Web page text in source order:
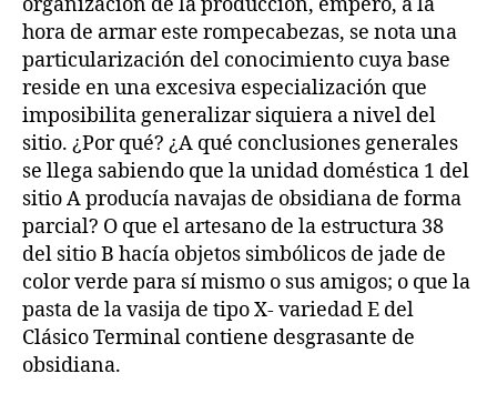
hora de armar este rompecabezas, se nota una
particularización del conocimiento cuya base
reside en una excesiva especialización que
imposibilita generalizar siquiera a nivel del
sitio. ¿Por qué? ¿A qué conclusiones generales
se llega sabiendo que la unidad doméstica 1 del
sitio A producía navajas de obsidiana de forma
parcial? O que el artesano de la estructura 38
del sitio B hacía objetos simbólicos de jade de
color verde para sí mismo o sus amigos; o que la
pasta de la vasija de tipo X- variedad E del
Clásico Terminal contiene desgrasante de
obsidiana.